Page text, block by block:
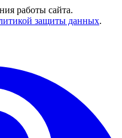
работы сайта.
защиты данных.